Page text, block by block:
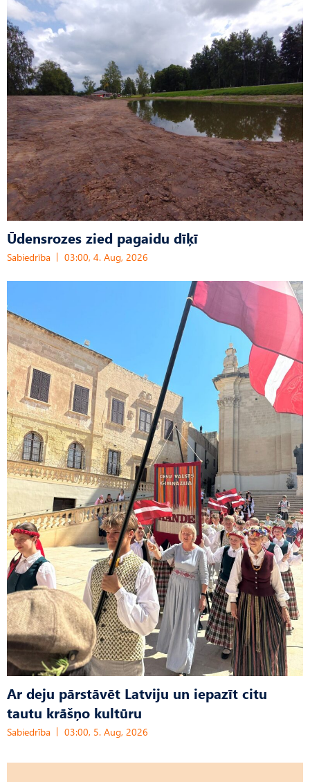
Ūdensrozes zied pagaidu dīķī
Sabiedrība 03:00, 4. Aug, 2026
Ar deju pārstāvēt Latviju un iepazīt citu
tautu krāšņo kultūru
Sabiedrība 03:00, 5. Aug, 2026